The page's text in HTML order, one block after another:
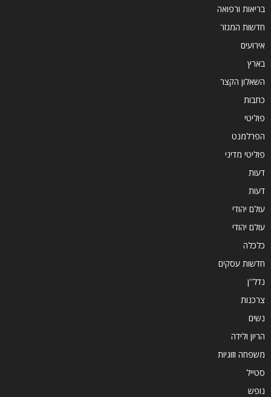
בריאות ורפואה
חדשות המגזר
אירועים
בארץ
השאלון הקצר
כתבות
פוליטי
הפרלמנט
פוליטי מדיני
דעות
דעות
עולם יהודי
עולם יהודי
כלכלה
חדשות עסקים
נדל''ן
צרכנות
נשים
הריון ולידה
משפחה וזוגיות
סטייל
נופש